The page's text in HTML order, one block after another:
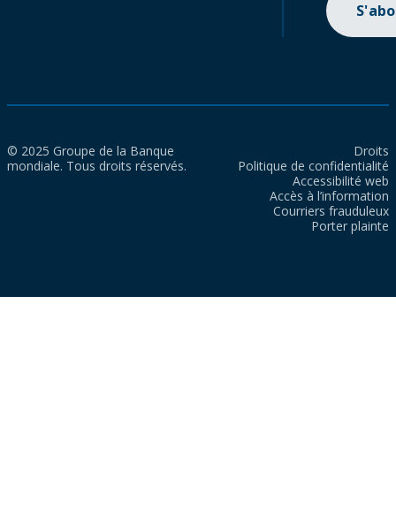
© 2025 Groupe de la Banque
mondiale. Tous droits réservés.
Droits
Politique de confidentialité
Accessibilité web
Accès à l’information
Courriers frauduleux
Porter plainte